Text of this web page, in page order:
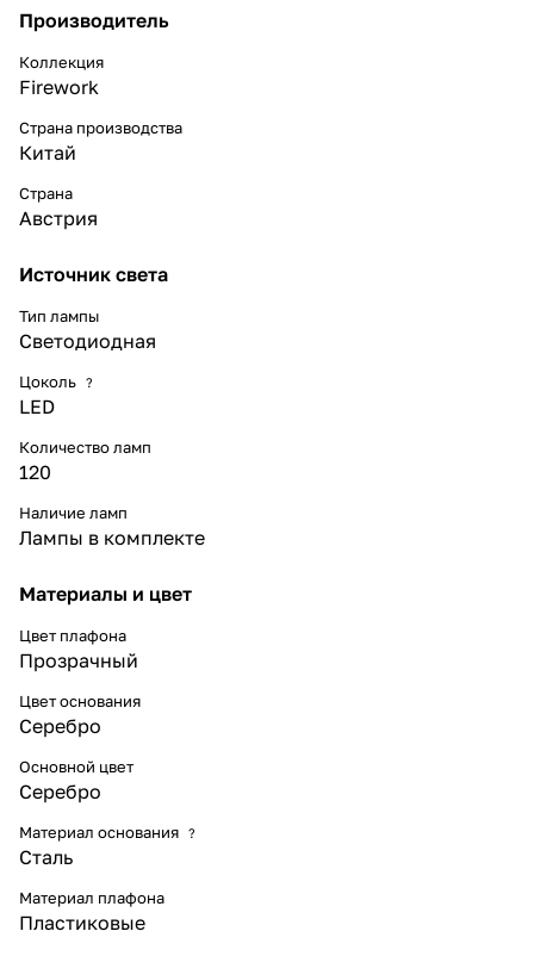
Производитель
Коллекция
Firework
Страна производства
Китай
Страна
Австрия
Источник света
Тип лампы
Светодиодная
Цоколь ?
LED
Количество ламп
120
Наличие ламп
Лампы в комплекте
Материалы и цвет
Цвет плафона
Прозрачный
Цвет основания
Серебро
Основной цвет
Серебро
Материал основания ?
Сталь
Материал плафона
Пластиковые